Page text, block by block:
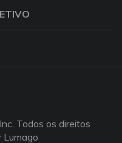
Todos os direitos
Lumago